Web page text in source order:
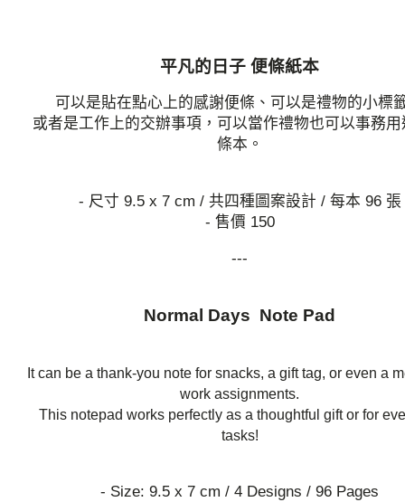
平凡的日子 便條紙本
可以是貼在點心上的感謝便條、可以是禮物的小標
或者是工作上的交辦事項，可以當作禮物也可以事務用
條本。
- 尺寸 9.5 x 7 cm / 共四種圖案設計 / 每本 96 張
- 售價 150
---
Normal Days Note Pad
It can be a thank-you note for snacks, a gift tag, or even a
work assignments.
This notepad works perfectly as a thoughtful gift or for
tasks!
- Size: 9.5 x 7 cm / 4 Designs / 96 Pages